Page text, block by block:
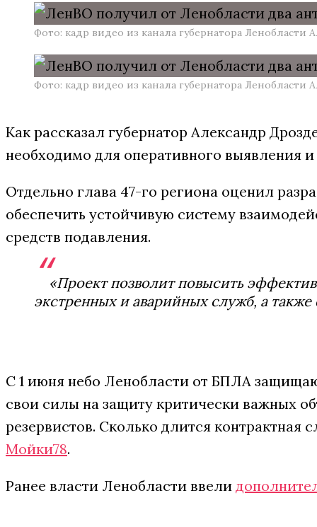
Фото: кадр видео из канала губернатора
Фото: кадр видео из канала губернатора
Как рассказал губернатор Александр
необходимо для оперативного выявления
Отдельно глава 47-го региона оценил
обеспечить устойчивую систему
средств подавления.
«Проект позволит повысить
экстренных и аварийных служб, а
С 1 июня небо Ленобласти от БПЛА
свои силы на защиту критически важных
резервистов. Сколько длится контрактная
Мойки78.
Ранее власти Ленобласти ввели